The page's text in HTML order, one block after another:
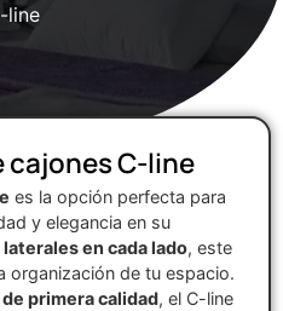
line
cajones C-line
es la opción perfecta para
y elegancia en su
en cada lado, este
organización de tu espacio.
primera calidad, el C-line